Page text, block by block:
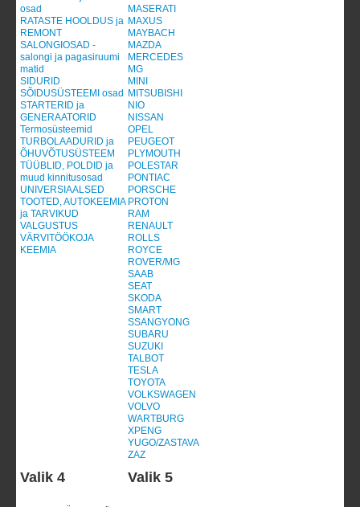
osad
RATASTE HOOLDUS ja
REMONT
SALONGIOSAD -
salongi ja pagasiruumi
matid
SIDURID
SÕIDUSÜSTEEMI osad
STARTERID ja
GENERAATORID
Termosüsteemid
TURBOLAADURID ja
ÕHUVÕTUSÜSTEEM
TÜÜBLID, POLDID ja
muud kinnitusosad
UNIVERSIAALSED
TOOTED, AUTOKEEMIA
ja TARVIKUD
VALGUSTUS
VÄRVITÖÖKOJA
KEEMIA
MASERATI
MAXUS
MAYBACH
MAZDA
MERCEDES
MG
MINI
MITSUBISHI
NIO
NISSAN
OPEL
PEUGEOT
PLYMOUTH
POLESTAR
PONTIAC
PORSCHE
PROTON
RAM
RENAULT
ROLLS
ROYCE
ROVER/MG
SAAB
SEAT
SKODA
SMART
SSANGYONG
SUBARU
SUZUKI
TALBOT
TESLA
TOYOTA
VOLKSWAGEN
VOLVO
WARTBURG
XPENG
YUGO/ZASTAVA
ZAZ
Valik 4 Valik 5